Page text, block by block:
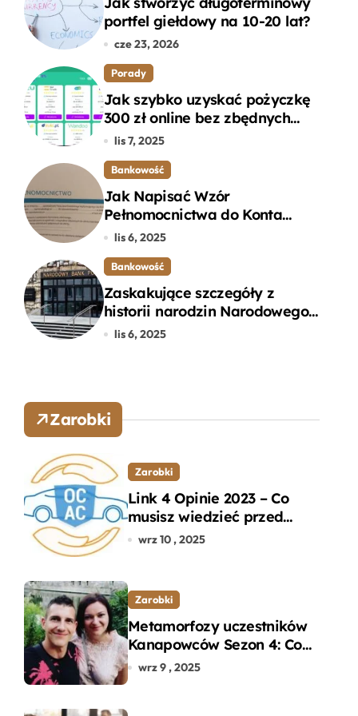
portfel giełdowy na 10-20 lat?
cze 23, 2026
Porady
Jak szybko uzyskać pożyczkę
300 zł online bez zbędnych
formalności?
lis 7, 2025
Bankowość
Jak Napisać Wzór
Pełnomocnictwa do Konta
Bankowego – Praktyczny
lis 6, 2025
Bankowość
Zaskakujące szczegóły z
historii narodzin Narodowego
Banku Polskiego, o których
lis 6, 2025
Zarobki
Zarobki
Link 4 Opinie 2023 – Co
musisz wiedzieć przed
wyborem ubezpieczenia
wrz 10 , 2025
Zarobki
Metamorfozy uczestników
Kanapowców Sezon 4: Co
naprawdę zaskoczyło
wrz 9 , 2025